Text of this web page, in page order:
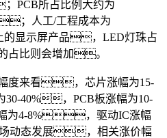
PCB所占比例大约为
；人工/工程成本为
显示屏产品，LED灯珠占
占比则会增加。
度来看，芯片涨幅为15-
40%，PCB板涨幅为10-
为4-8%，驱动IC涨幅
动态发展，相关涨价幅